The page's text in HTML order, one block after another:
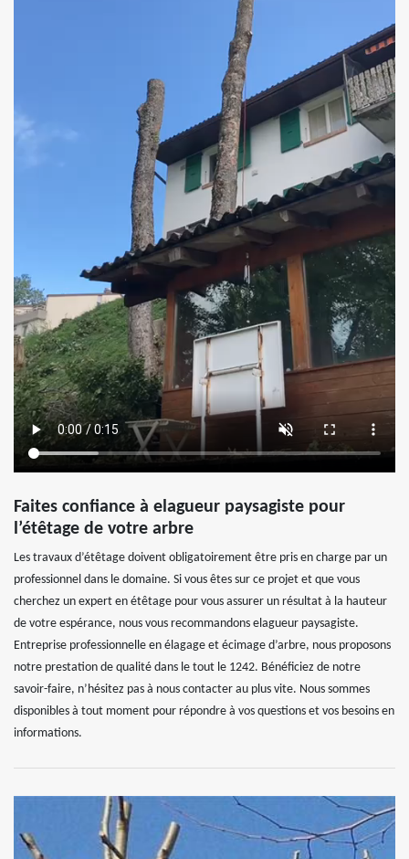
Faites confiance à elagueur paysagiste pour
l’étêtage de votre arbre
Les travaux d’étêtage doivent obligatoirement être pris en charge par un
professionnel dans le domaine. Si vous êtes sur ce projet et que vous
cherchez un expert en étêtage pour vous assurer un résultat à la hauteur
de votre espérance, nous vous recommandons elagueur paysagiste.
Entreprise professionnelle en élagage et écimage d’arbre, nous proposons
notre prestation de qualité dans le tout le 1242. Bénéficiez de notre
savoir-faire, n’hésitez pas à nous contacter au plus vite. Nous sommes
disponibles à tout moment pour répondre à vos questions et vos besoins en
informations.